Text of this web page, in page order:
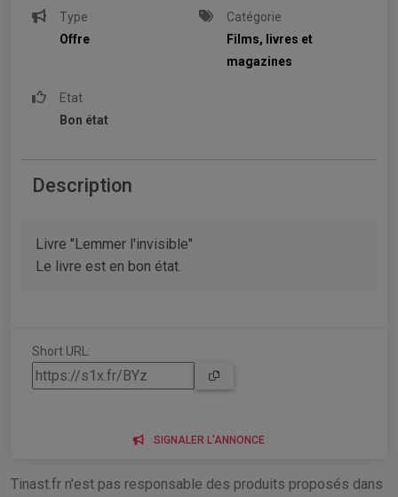
Type
Offre
Catégorie
Films, livres et
magazines
Etat
Bon état
Description
Livre "Lemmer l'invisible"
Le livre est en bon état.
Short URL:
SIGNALER L'ANNONCE
Tinast.fr n'est pas responsable des produits proposés dans